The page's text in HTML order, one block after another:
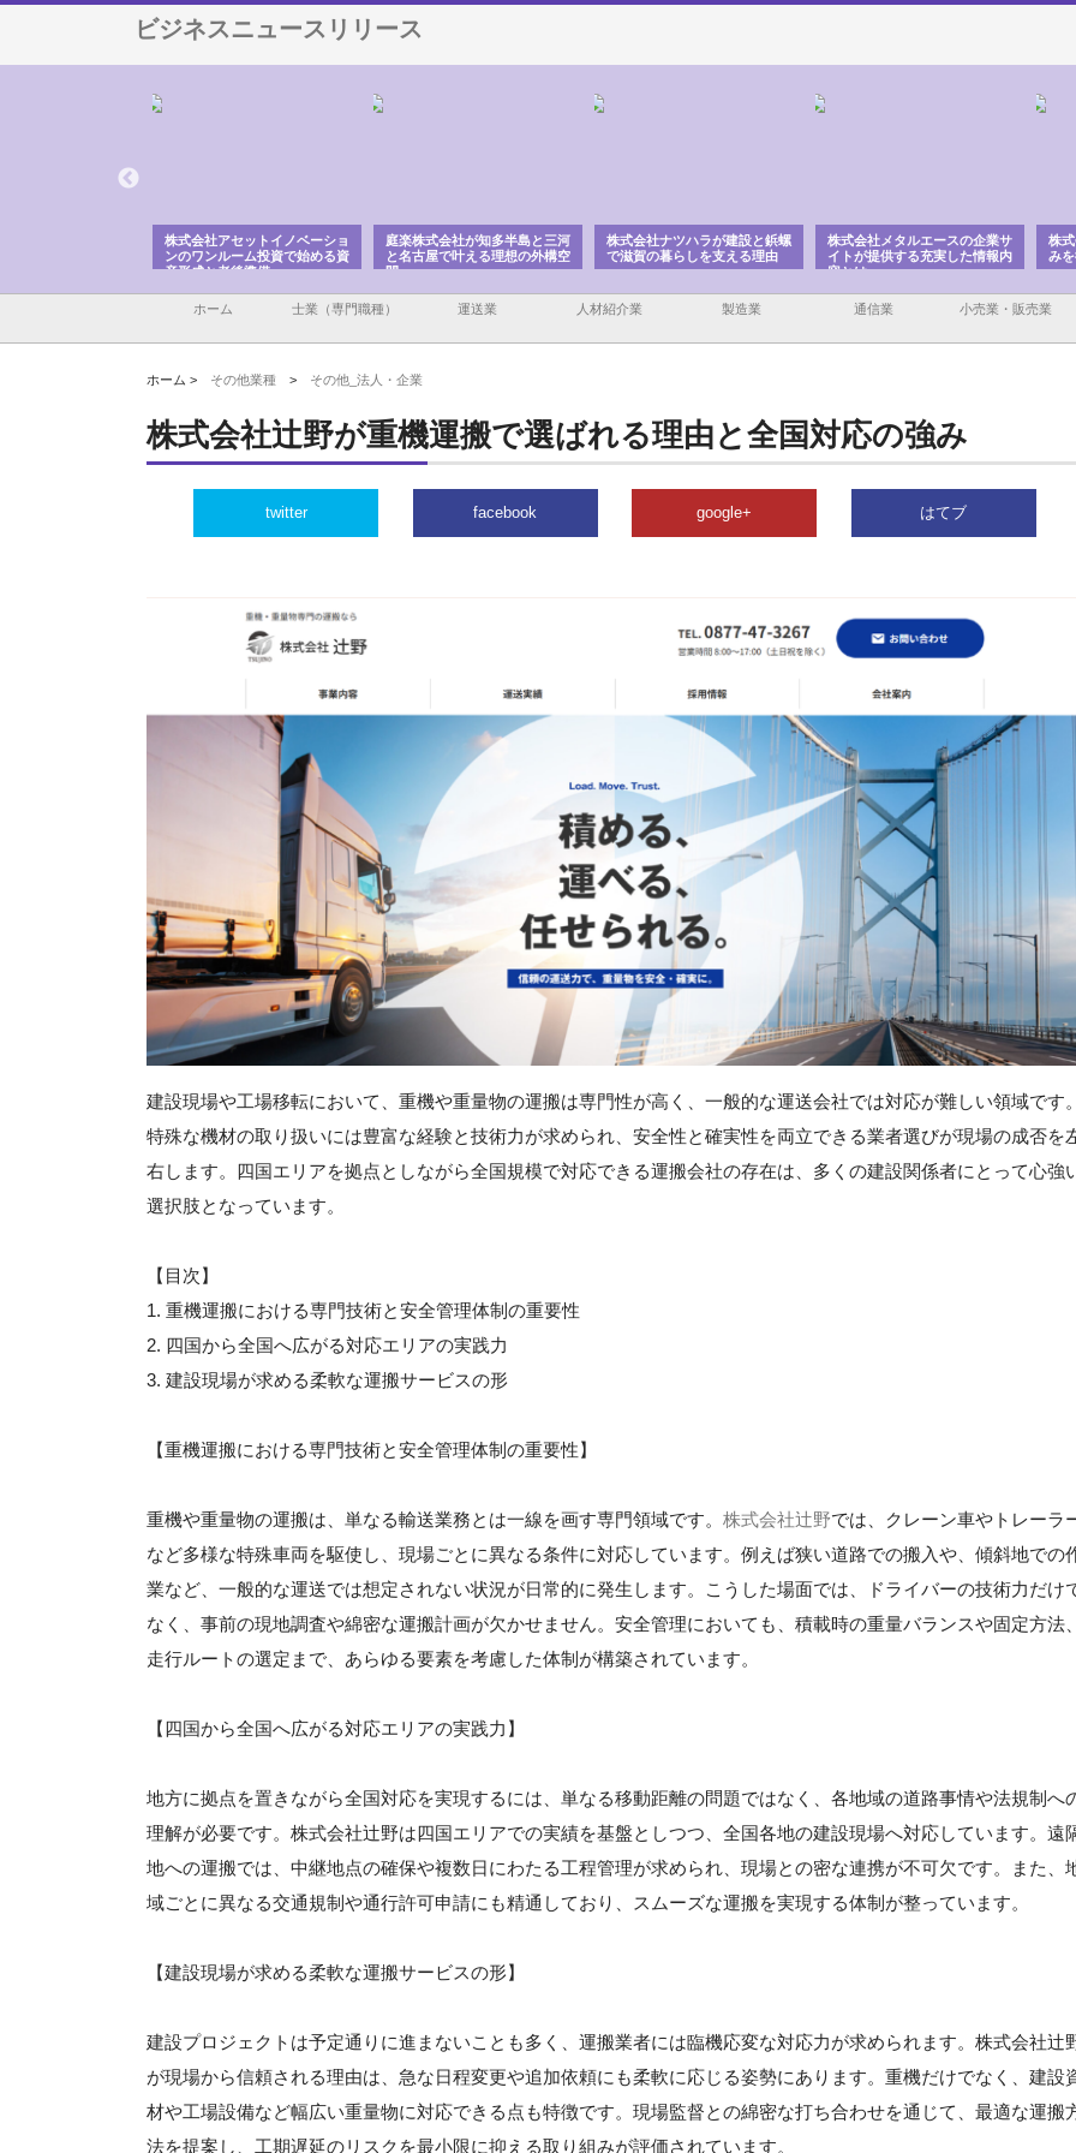
ビジネスニュースリリース
株式会社アセットイノベーショ
ンのワンルーム投資で始める資
産形成と老後準備
庭楽株式会社が知多半島と三河
と名古屋で叶える理想の外構空
間
株式会社ナツハラが建設と鋲螺
で滋賀の暮らしを支える理由
株式会社メタルエースの企業サ
イトが提供する充実した情報内
容とは
株
み
ホーム 士業（専門職種） 運送業 人材紹介業 製造業 通信業 小売業・販売業
ホーム > その他業種 > その他_法人・企業
株式会社辻野が重機運搬で選ばれる理由と全国対応の強み
twitter facebook google+ はてブ
建設現場や工場移転において、重機や重量物の運搬は専門性が高く、一般的な運送会社では対応が難しい領域です。
特殊な機材の取り扱いには豊富な経験と技術力が求められ、安全性と確実性を両立できる業者選びが現場の成否を
右します。四国エリアを拠点としながら全国規模で対応できる運搬会社の存在は、多くの建設関係者にとって心強
選択肢となっています。
【目次】
1. 重機運搬における専門技術と安全管理体制の重要性
2. 四国から全国へ広がる対応エリアの実践力
3. 建設現場が求める柔軟な運搬サービスの形
【重機運搬における専門技術と安全管理体制の重要性】
重機や重量物の運搬は、単なる輸送業務とは一線を画す専門領域です。 株式会社辻野では、クレーン車やトレーラ
など多様な特殊車両を駆使し、現場ごとに異なる条件に対応しています。例えば狭い道路での搬入や、傾斜地での
業など、一般的な運送では想定されない状況が日常的に発生します。こうした場面では、ドライバーの技術力だけ
なく、事前の現地調査や綿密な運搬計画が欠かせません。安全管理においても、積載時の重量バランスや固定方法、
走行ルートの選定まで、あらゆる要素を考慮した体制が構築されています。
【四国から全国へ広がる対応エリアの実践力】
地方に拠点を置きながら全国対応を実現するには、単なる移動距離の問題ではなく、各地域の道路事情や法規制へ
理解が必要です。株式会社辻野は四国エリアでの実績を基盤としつつ、全国各地の建設現場へ対応しています。遠
地への運搬では、中継地点の確保や複数日にわたる工程管理が求められ、現場との密な連携が不可欠です。また、
域ごとに異なる交通規制や通行許可申請にも精通しており、スムーズな運搬を実現する体制が整っています。
【建設現場が求める柔軟な運搬サービスの形】
建設プロジェクトは予定通りに進まないことも多く、運搬業者には臨機応変な対応力が求められます。株式会社辻
が現場から信頼される理由は、急な日程変更や追加依頼にも柔軟に応じる姿勢にあります。重機だけでなく、建設
材や工場設備など幅広い重量物に対応できる点も特徴です。現場監督との綿密な打ち合わせを通じて、最適な運搬
法を提案し、工期遅延のリスクを最小限に抑える取り組みが評価されています。